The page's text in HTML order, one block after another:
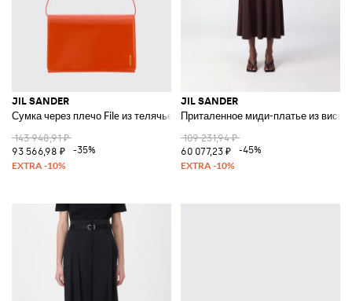
JIL SANDER
Сумка через плечо File из телячьей кожи
143 948,91 ₽
93 566,98 ₽
-35%
JIL SANDER
Приталенное миди-платье из
109 231,94 ₽
60 077,23 ₽
-45%